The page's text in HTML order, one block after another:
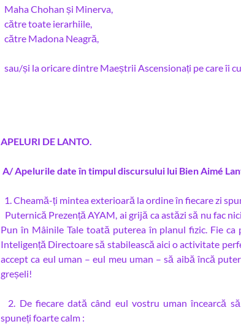
Maha Chohan și Minerva,
către toate ierarhiile,
către Madona Neagră,
sau/și la oricare dintre Maeștrii Ascensionați pe care îi
APELURI DE LANTO.
A/ Apelurile date în timpul discursului lui Bien Aimé
1. Cheamă-ți mintea exterioară la ordine în fiecare zi
Puternică Prezență AYAM, ai grijă ca astăzi să nu fac
Pun în Mâinile Tale toată puterea în planul fizic. Fie ca
Inteligență Directoare să stabilească aici o activitate
accept ca eul uman – eul meu uman – să aibă încă
greșeli!
2. De fiecare dată când eul vostru uman încearcă
spuneți foarte calm :